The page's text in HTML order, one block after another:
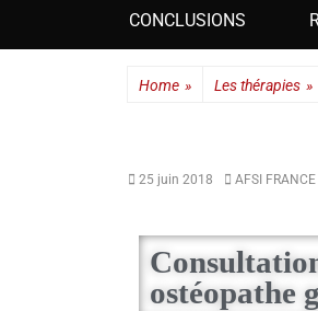
CONCLUSIONS
Home » Les thérapies »
25 juin 2018 AFSI FRANCE
ostéopathe